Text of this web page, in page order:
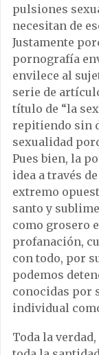
pulsiones
necesitan de
Justamente
pornografía
envilece al
serie de
título de “la
repitiendo sin
sexualidad
Pues bien, la
idea a través
extremo
santo y
como grosero
profanación,
con todo, por
podemos
conocidas por
individual
Toda la